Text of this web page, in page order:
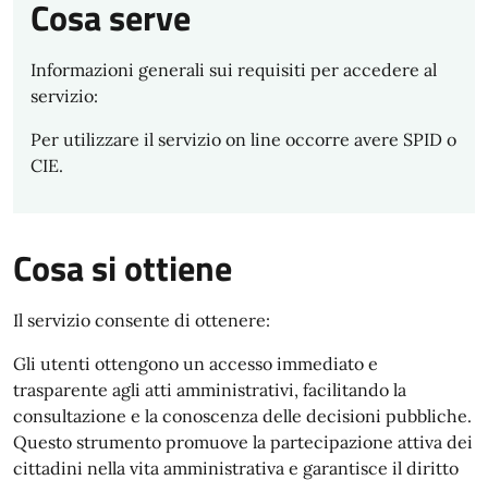
Cosa serve
Informazioni generali sui requisiti per accedere al
servizio:
Per utilizzare il servizio on line occorre avere SPID o
CIE.
Cosa si ottiene
Il servizio consente di ottenere:
Gli utenti ottengono un accesso immediato e
trasparente agli atti amministrativi, facilitando la
consultazione e la conoscenza delle decisioni pubbliche.
Questo strumento promuove la partecipazione attiva dei
cittadini nella vita amministrativa e garantisce il diritto